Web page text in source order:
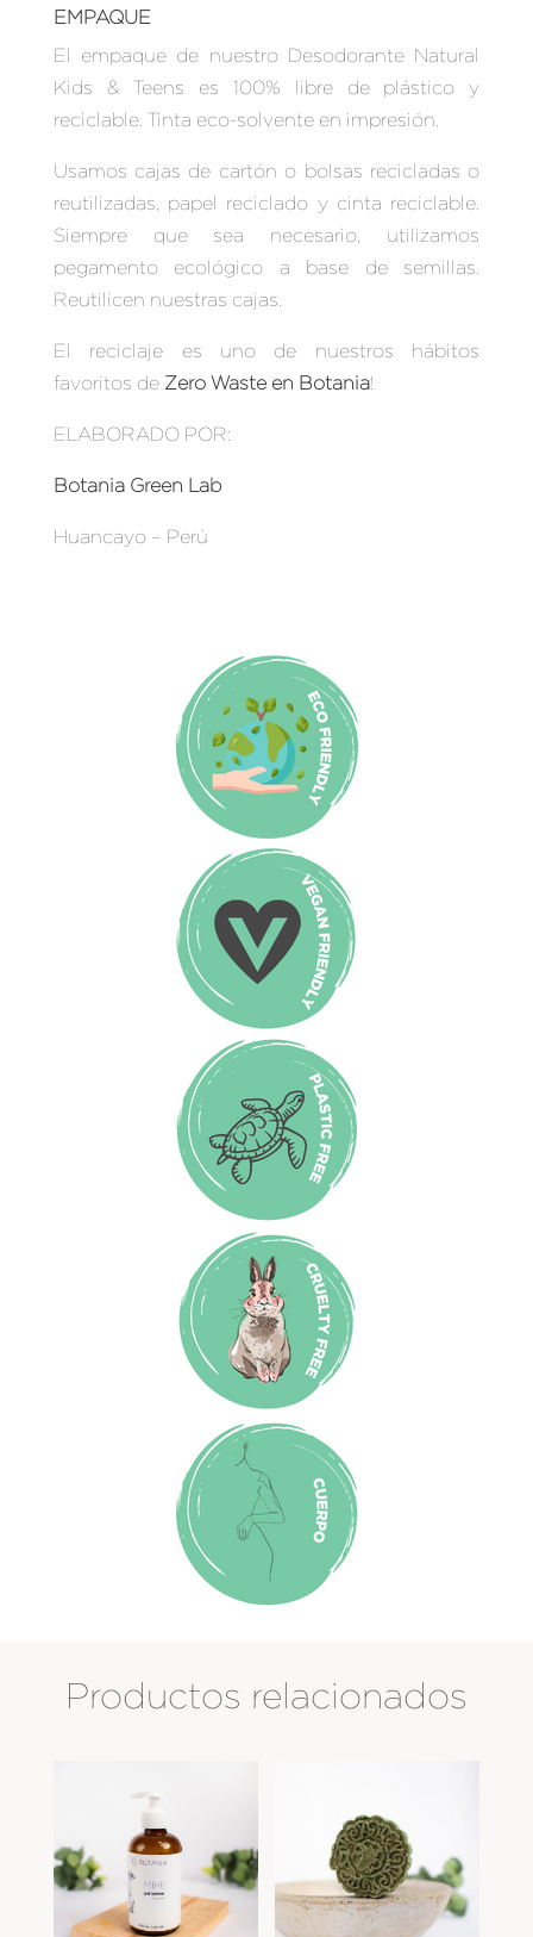
EMPAQUE
El empaque de nuestro Desodorante Natural
Kids & Teens es 100% libre de plástico y
reciclable. Tinta eco-solvente en impresión.
Usamos cajas de cartón o bolsas recicladas o
reutilizadas, papel reciclado y cinta reciclable.
Siempre que sea necesario, utilizamos
pegamento ecológico a base de semillas.
Reutilicen nuestras cajas.
El reciclaje es uno de nuestros hábitos
favoritos de Zero Waste en Botania!
ELABORADO POR:
Botania Green Lab
Huancayo – Perú
Productos relacionados